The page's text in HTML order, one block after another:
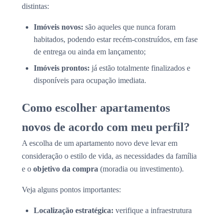
distintas:
Imóveis novos: são aqueles que nunca foram
habitados, podendo estar recém-construídos, em fase
de entrega ou ainda em lançamento;
Imóveis prontos: já estão totalmente finalizados e
disponíveis para ocupação imediata.
Como escolher apartamentos
novos de acordo com meu perfil?
A escolha de um apartamento novo deve levar em
consideração o estilo de vida, as necessidades da família
e o objetivo da compra (moradia ou investimento).
Veja alguns pontos importantes:
Localização estratégica: verifique a infraestrutura